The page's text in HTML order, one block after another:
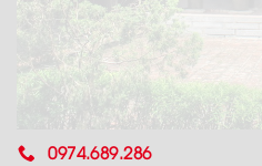
0974.689.286